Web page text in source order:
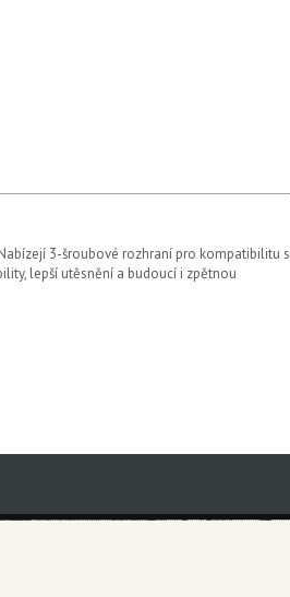
3-šroubové rozhraní pro kompatibilitu s
lepší utěsnění a budoucí i zpětnou